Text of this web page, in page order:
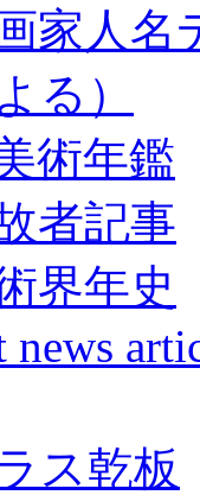
家人名
る）
術年鑑
者記事
界年史
news
ス乾板